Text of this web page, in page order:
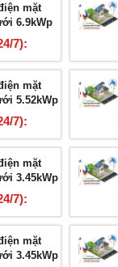
mặt
6.9kWp
7):
mặt
5.52kWp
7):
mặt
3.45kWp
7):
mặt
3.45kWp